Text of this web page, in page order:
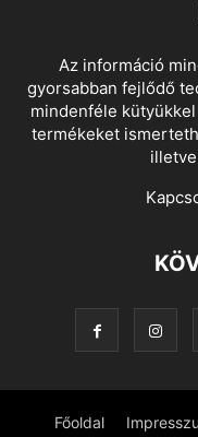
Az információ
gyorsabban fejlődő
mindenféle
termékeket
Főoldal